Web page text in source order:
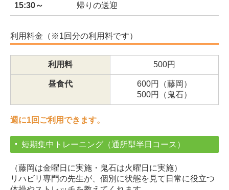
15:30～ 帰りの送迎
利用料金（※1回分の利用料です）
利用料 500円
昼食代
600円（藤岡）
500円（鬼石）
週に1回ご利用できます。
短期集中トレーニング（通所型半日コース）
（藤岡は金曜日に実施・鬼石は火曜日に実施）
リハビリ専門の先生が、個別に状態を見て日常に役立つ